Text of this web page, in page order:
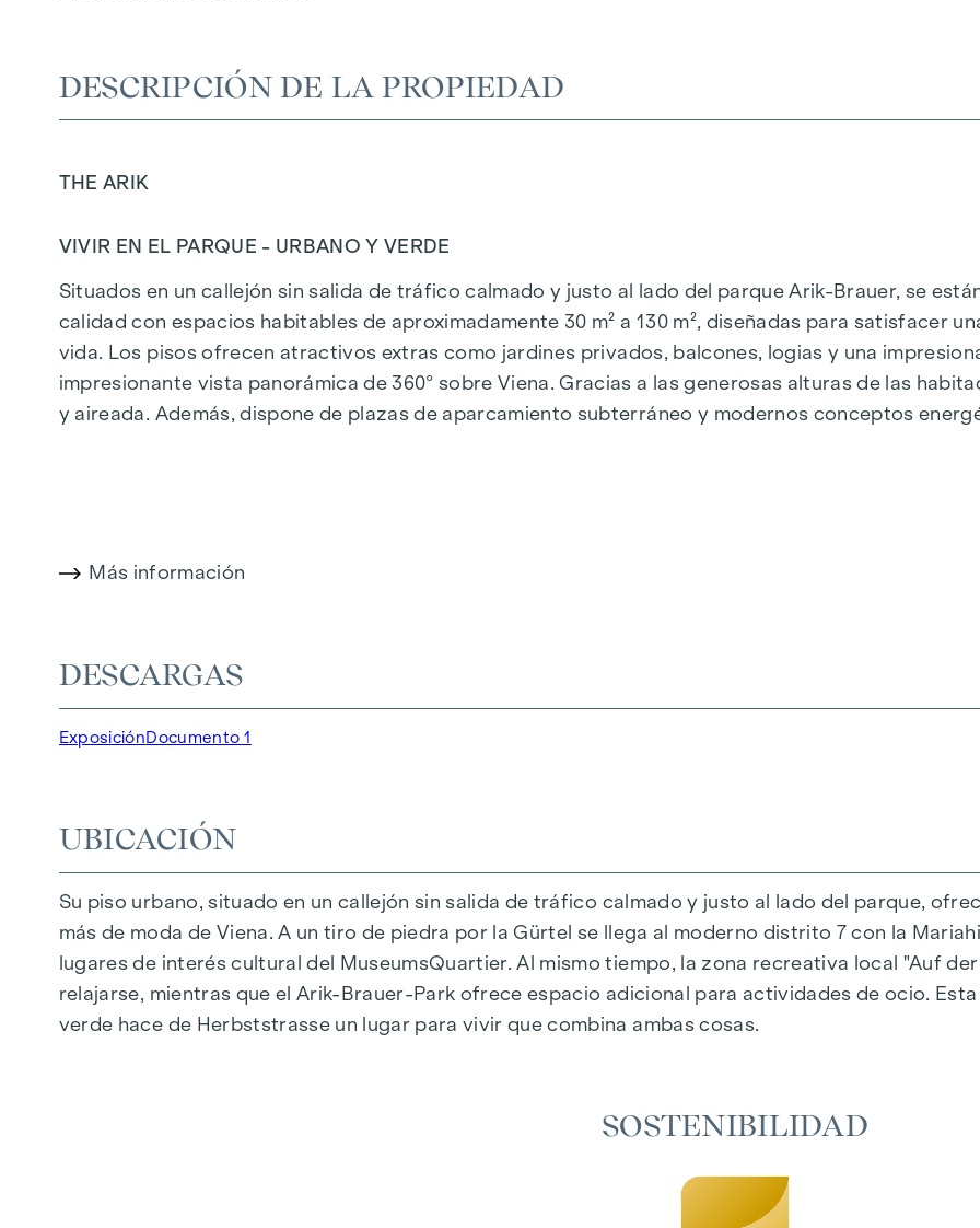
DESCRIPCIÓN DE LA PROPIEDAD
THE ARIK
VIVIR EN EL PARQUE - URBANO Y VERDE
Situados en un callejón sin salida de tráfico calmado y justo al lado del parque Arik-Brauer, se
calidad con espacios habitables de aproximadamente 30 m² a 130 m², diseñadas para satisfacer
vida. Los pisos ofrecen atractivos extras como jardines privados, balcones, logias y una
impresionante vista panorámica de 360° sobre Viena. Gracias a las generosas alturas de las
y aireada. Además, dispone de plazas de aparcamiento subterráneo y modernos conceptos
DESTACADOS
Superficie habitable de aprox. 30 a 130 m²
Pisos de 1 a 4 habitaciones
Grandes alturas
Sistema fotovoltaico en el tejado
Sala común
LLEGAR A CASA
En Herbststrasse le espera una experiencia vital única que combina diseño y comodidad de
caracteriza por materiales cuidadosamente seleccionados que irradian una elegancia atemporal,
Más información
DESCARGAS
ExposiciónDocumento 1
UBICACIÓN
Su piso urbano, situado en un callejón sin salida de tráfico calmado y justo al lado del parque,
más de moda de Viena. A un tiro de piedra por la Gürtel se llega al moderno distrito 7 con la
lugares de interés cultural del MuseumsQuartier. Al mismo tiempo, la zona recreativa local "Auf
relajarse, mientras que el Arik-Brauer-Park ofrece espacio adicional para actividades de ocio.
verde hace de Herbststrasse un lugar para vivir que combina ambas cosas.
SOSTENIBILIDAD